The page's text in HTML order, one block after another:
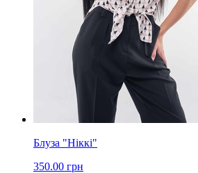
Блуза "Ніккі"
350.00 грн